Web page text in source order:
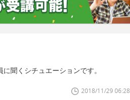
聞くシチュエーションです。
2018/11/29 06:28